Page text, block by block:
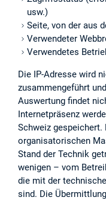
usw.)
Seite, von der aus
Verwendeter
Verwendetes
Die IP-Adresse wird
zusammengeführt
Auswertung findet
Internetpräsenz
Schweiz gespeichert.
organisatorischen
Stand der Technik
wenigen – vom
die mit der
sind. Die